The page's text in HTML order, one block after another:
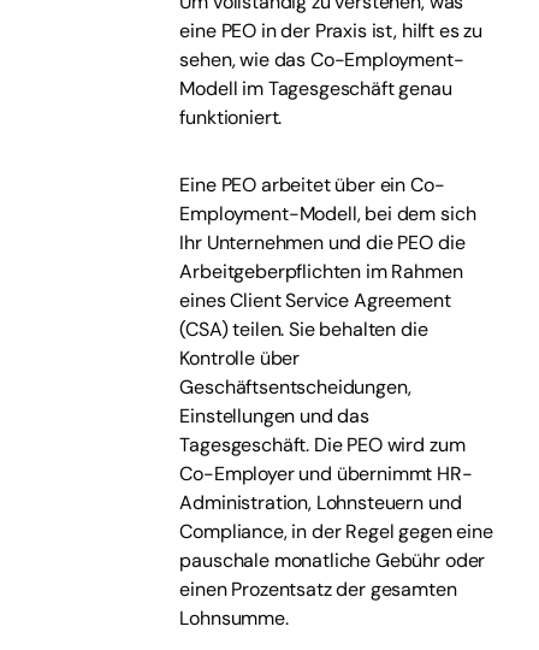
eine PEO in der Praxis ist, hilft es zu
sehen, wie das Co-Employment-
Modell im Tagesgeschäft genau
funktioniert.
Eine PEO arbeitet über ein Co-
Employment-Modell, bei dem sich
Ihr Unternehmen und die PEO die
Arbeitgeberpflichten im Rahmen
eines Client Service Agreement
(CSA) teilen. Sie behalten die
Kontrolle über
Geschäftsentscheidungen,
Einstellungen und das
Tagesgeschäft. Die PEO wird zum
Co-Employer und übernimmt HR-
Administration, Lohnsteuern und
Compliance, in der Regel gegen eine
pauschale monatliche Gebühr oder
einen Prozentsatz der gesamten
Lohnsumme.